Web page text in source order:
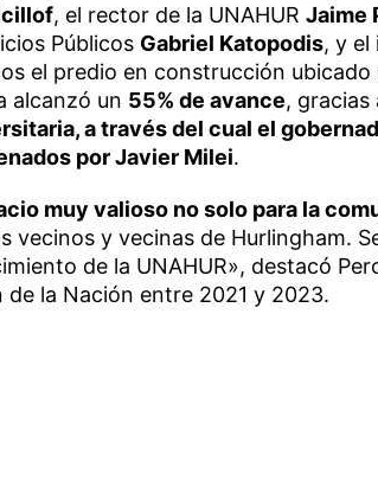
, el rector de la UNAHUR Jaime
Públicos Gabriel Katopodis, y el
el predio en construcción
alcanzó un 55% de avance, gracias
a través del cual el
por Javier Milei.
muy valioso no solo para la
vecinos y vecinas de Hurlingham.
de la UNAHUR», destacó
la Nación entre 2021 y 2023.